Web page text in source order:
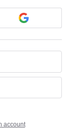
account